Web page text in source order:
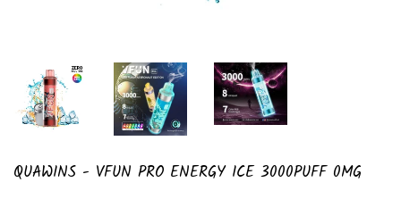
QUAWINS - VFUN PRO ENERGY ICE 3000PUFF 0MG